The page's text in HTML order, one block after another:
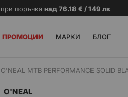
при поръчка над 76.18 € / 149 лв
ПРОМОЦИИ МАРКИ БЛОГ
MTB PERFORMANCE SOLID
O'NEAL